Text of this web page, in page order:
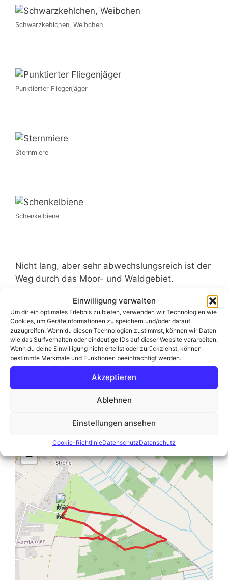
Einwilligung verwalten
Um dir ein optimales Erlebnis zu bieten, verwenden wir Technologien wie
Cookies, um Geräteinformationen zu speichern und/oder darauf
zuzugreifen. Wenn du diesen Technologien zustimmst, können wir Daten
wie das Surfverhalten oder eindeutige IDs auf dieser Website verarbeiten.
Wenn du deine Einwilligung nicht erteilst oder zurückziehst, können
bestimmte Merkmale und Funktionen beeinträchtigt werden.
Akzeptieren
Ablehnen
Einstellungen ansehen
Cookie-RichtlinieDatenschutzDatenschutz
Schwarzkehlchen, Weibchen
Punktierter Fliegenjäger
Sternmiere
Schenkelbiene
Nicht lang, aber sehr abwechslungsreich ist der
Weg durch das Moor- und Waldgebiet.
Auch wenn ich nach dieser doch recht kurzen
Fototour total durchgeschwitzt war, hat es sich
auf jeden Fall gelohnt. Eine tolle Landschaft,
viele Tiere und ich bin mit meiner Fotoausbeute
mehr als zufrieden.
Euer Matthias
−